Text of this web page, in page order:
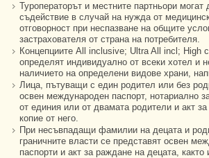
Туроператорът и местните партньори могат
съдействие в случай на нужда от
отговорност при неспазване на общите
застрахователя от страна на потребителя.
Концепциите All inclusive; Ultra All incl; High
определят индивидуално от всеки хотел и
наличието на определени видове храни,
Лица, пътуващи с един родител или без
освен международен паспорт, нотариално
от единия или от двамата родители и акт
копие от него.
При несъвпадащи фамилии на децата и
граничните власти се представят освен
паспорти и акт за раждане на децата, както